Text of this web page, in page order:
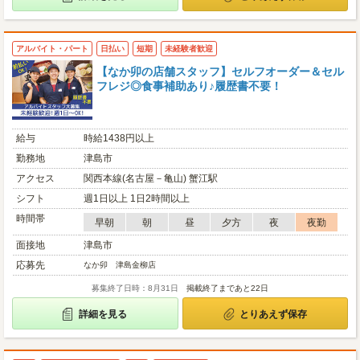
アルバイト・パート 日払い 短期 未経験者歓迎
【なか卯の店舗スタッフ】セルフオーダー＆セル
フレジ◎食事補助あり♪履歴書不要！
給与
時給1438円以上
勤務地
津島市
アクセス
関西本線(名古屋－亀山) 蟹江駅
シフト
週1日以上 1日2時間以上
時間帯
早朝 朝 昼 夕方 夜
夜勤
面接地
津島市
応募先
なか卯 津島金柳店
募集終了日時：8月31日 掲載終了まであと22日
詳細を見る とりあえず保存